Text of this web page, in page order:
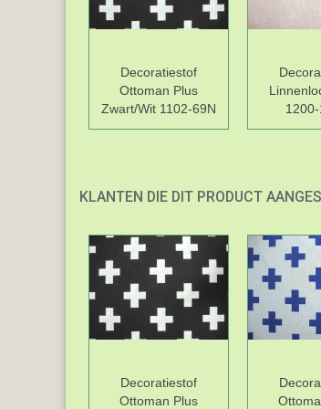
Decoratiestof
Ottoman Plus
Zwart/Wit 1102-69N
KLANTEN DIE DIT PRODUCT
Decoratiestof
Ottoman Plus